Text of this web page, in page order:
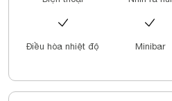
Điều hòa nhiệt độ Minibar